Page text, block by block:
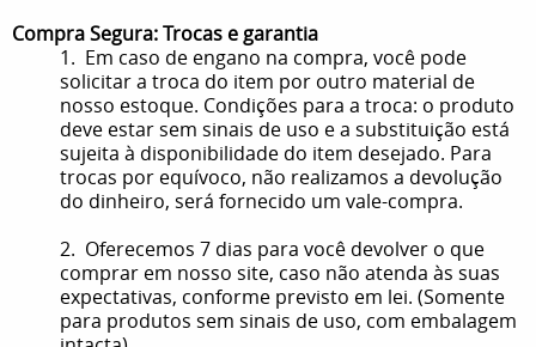
Compra Segura: Trocas e garantia
1. Em caso de engano na compra, você pode
solicitar a troca do item por outro material de
nosso estoque. Condições para a troca: o produto
deve estar sem sinais de uso e a substituição está
sujeita à disponibilidade do item desejado. Para
trocas por equívoco, não realizamos a devolução
do dinheiro, será fornecido um vale-compra.
2. Oferecemos 7 dias para você devolver o que
comprar em nosso site, caso não atenda às suas
expectativas, conforme previsto em lei. (Somente
para produtos sem sinais de uso, com embalagem